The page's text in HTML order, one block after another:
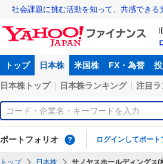
社会課題に挑む活動を知って、共感できる
トップ 日本株 米国株 FX・為替
日本株トップ 日本株ランキング 注目
ポートフォリオ ログインしてポー